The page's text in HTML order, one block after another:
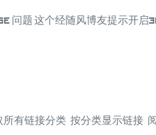
题 这个经随风博友提示开启
有链接分类 按分类显示链接